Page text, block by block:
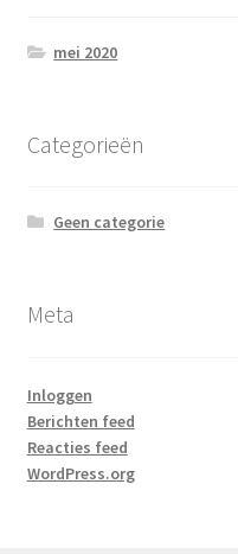
mei 2020
Categorieën
Geen categorie
Meta
Inloggen
Berichten feed
Reacties feed
WordPress.org